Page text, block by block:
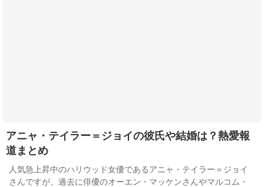
アニャ・テイラー＝ジョイの彼氏や結婚は？熱愛報
道まとめ
人気急上昇中のハリウッド女優であるアニャ・テイラー＝ジョイ
さんですが、過去に俳優のオーエン・マッケンさんやマルコム・